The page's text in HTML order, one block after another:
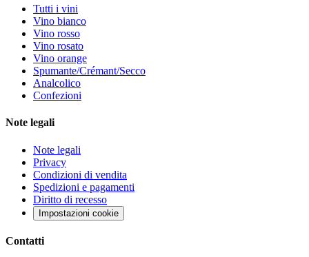
Tutti i vini
Vino bianco
Vino rosso
Vino rosato
Vino orange
Spumante/Crémant/Secco
Analcolico
Confezioni
Note legali
Note legali
Privacy
Condizioni di vendita
Spedizioni e pagamenti
Diritto di recesso
Impostazioni cookie
Contatti